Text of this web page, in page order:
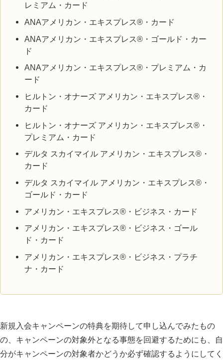
レミアム・カード
ANAアメリカン・エキスプレス®・カード
ANAアメリカン・エキスプレス®・ゴールド・カー
ド
ANAアメリカン・エキスプレス®・プレミアム・カ
ード
ヒルトン・オナーズ アメリカン・エキスプレス®・
カード
ヒルトン・オナーズ アメリカン・エキスプレス®・
プレミアム・カード
デルタ スカイマイル アメリカン・エキスプレス®・
カード
デルタ スカイマイル アメリカン・エキスプレス®・
ゴールド・カード
アメリカン・エキスプレス®・ビジネス・カード
アメリカン・エキスプレス®・ビジネス・ゴール
ド・カード
アメリカン・エキスプレス®・ビジネス・プラチ
ナ・カード
新規入会キャンペーンの特典を期待して申し込んでみたもの
の、キャンペーンの対象外となる事態を回避するためにも、自
分がキャンペーンの対象者かどうか必ず確認するようにしてく